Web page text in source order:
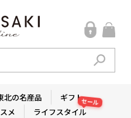
北の名産品
ギフト
メ ライフスタイル
セール